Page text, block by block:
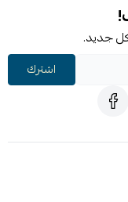
كل جديد.
اشترك